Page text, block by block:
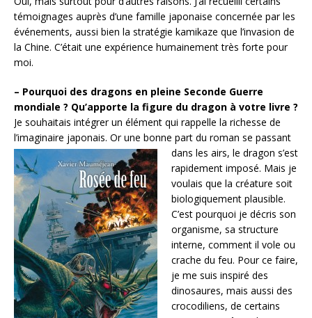
témoignages auprès d’une famille japonaise concernée par les
événements, aussi bien la stratégie kamikaze que l’invasion de
la Chine. C’était une expérience humainement très forte pour
moi.
– Pourquoi des dragons en pleine Seconde Guerre
mondiale ? Qu’apporte la figure du dragon à votre livre ?
Je souhaitais intégrer un élément qui rappelle la richesse de
l’imaginaire japonais. Or une bonne part du roman se passant
dans les airs, le dragon s’est
rapidement imposé. Mais je
voulais que la créature soit
biologiquement plausible.
C’est pourquoi je décris son
organisme, sa structure
interne, comment il vole ou
crache du feu. Pour ce faire,
je me suis inspiré des
dinosaures, mais aussi des
crocodiliens, de certains